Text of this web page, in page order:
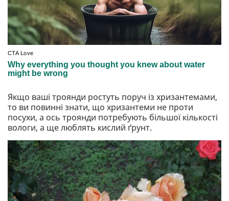
Якщо ваші троянди ростуть поруч із хризантемами,
то ви повинні знати, що хризантеми не проти
посухи, а ось троянди потребують більшої кількості
вологи, а ще люблять кислий ґрунт.